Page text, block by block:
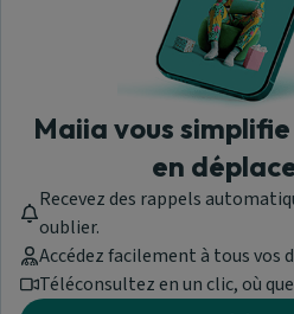
Maiia vous
en
Recevez des rappels
oublier.
Accédez facilement à tous vos
Téléconsultez en un clic, où